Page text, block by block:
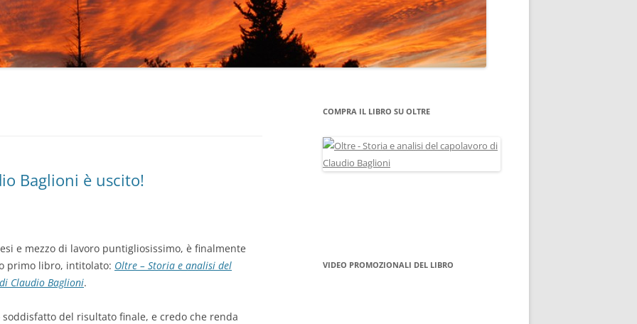
Baglioni è uscito!
e mezzo di lavoro puntigliosissimo, è finalmente
primo libro, intitolato: Oltre – Storia e analisi del
Claudio Baglioni.
soddisfatto del risultato finale, e credo che renda
COMPRA IL LIBRO SU OLTRE
VIDEO PROMOZIONALI DEL LIBRO